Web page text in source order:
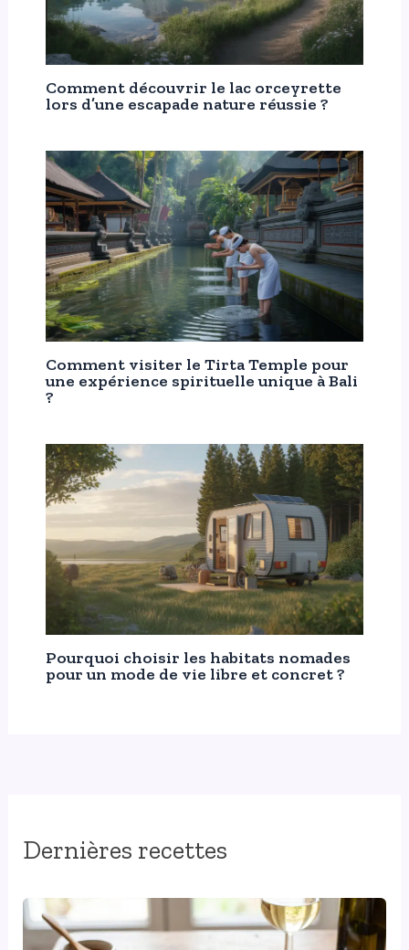
Comment découvrir le lac orceyrette
lors d’une escapade nature réussie ?
Comment visiter le Tirta Temple pour
une expérience spirituelle unique à Bali
?
Pourquoi choisir les habitats nomades
pour un mode de vie libre et concret ?
Dernières recettes